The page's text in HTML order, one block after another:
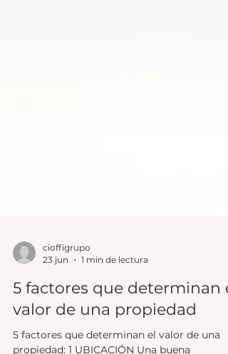
23 jun
1 min de lectura
5 factores que determinan
valor de una propiedad